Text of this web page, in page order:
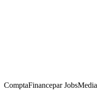
ComptaFinancepar JobsMedia